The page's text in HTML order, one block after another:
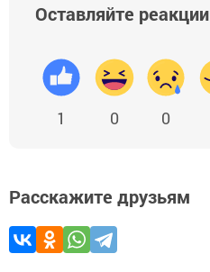
Оставляйте реакции
1 0 0
Расскажите друзьям